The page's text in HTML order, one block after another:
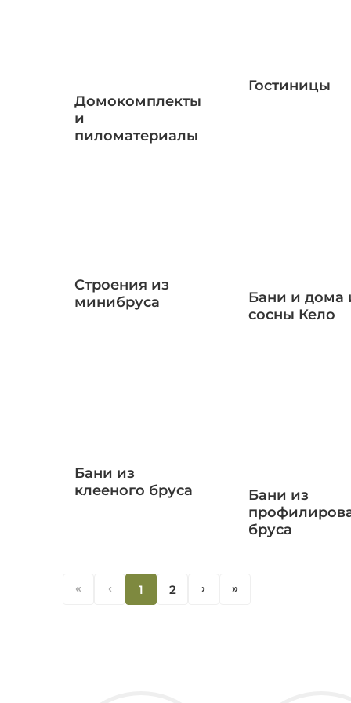
Домокомплекты
и
пиломатериалы
Гостиницы
Строения из
минибруса
Бани и дома
сосны Кело
Бани из
клееного бруса
Бани из
бруса
« ‹ 1 2 ‹ «